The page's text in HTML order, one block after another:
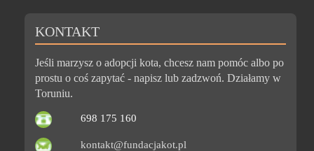
KONTAKT
Jeśli marzysz o adopcji kota, chcesz nam pomóc albo po
prostu o coś zapytać - napisz lub zadzwoń. Działamy w
Toruniu.
698 175 160
kontakt@fundacjakot.pl